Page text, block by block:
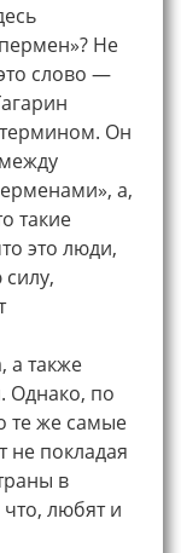
Не
слово —
термином. Он
а,
такие
это люди,
а также
Однако, по
те же самые
не покладая
в
любят и